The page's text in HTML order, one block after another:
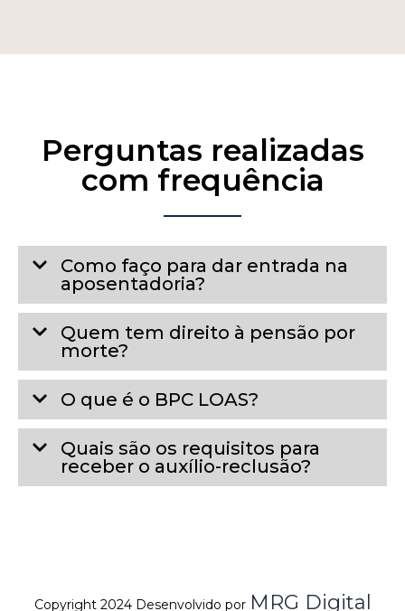
Perguntas realizadas
com frequência
Como faço para dar entrada na
aposentadoria?
Quem tem direito à pensão por
morte?
O que é o BPC LOAS?
Quais são os requisitos para
receber o auxílio-reclusão?
Copyright 2024 Desenvolvido por MRG Digital